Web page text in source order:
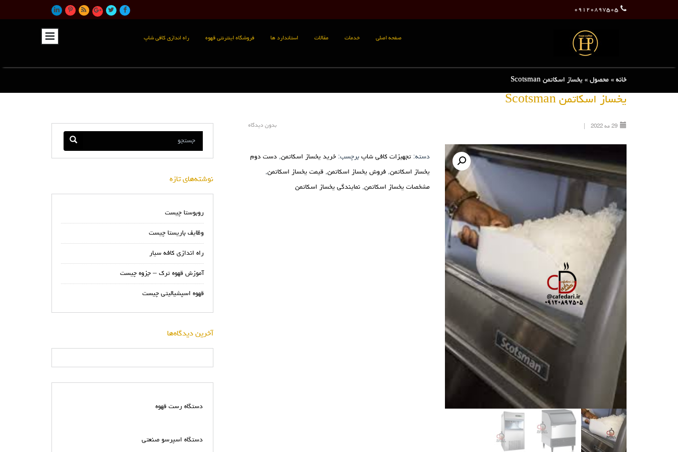
۰۹۱۲۰۸۹۷۵۰۵
صفحه اصلی خدمات مقالات استاندارد ها فروشگاه اینترنتی قهوه راه اندازی کافی شاپ
خانه » محصول » یخساز اسکاتمن Scotsman
یخساز اسکاتمن Scotsman
29 مه 2022 بدون دیدگاه
دسته: تجهیزات کافی شاپ برچسب: خرید یخساز اسکاتمن, دست دوم
یخساز اسکاتمن, فروش یخساز اسکاتمن, قیمت یخساز اسکاتمن,
مشخصات یخساز اسکاتمن, نمایندگی یخساز اسکاتمن
نوشته‌های تازه
روبوستا چیست
وظایف باریستا چیست
راه اندازی کافه سیار
آموزش قهوه ترک – جزوه چیست
قهوه اسپشیالیتی چیست
آخرین دیدگاه‌ها
دستگاه رست قهوه
دستگاه اسپرسو صنعتی